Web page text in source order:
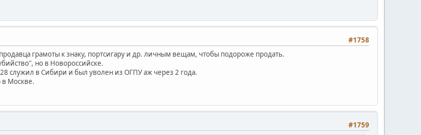
#1758
грамоты к знаку, портсигару и др. личным вещам, чтобы подороже продать.
но в Новороссийске.
служил в Сибири и был уволен из ОГПУ аж через 2 года.
в Москве.
#1759